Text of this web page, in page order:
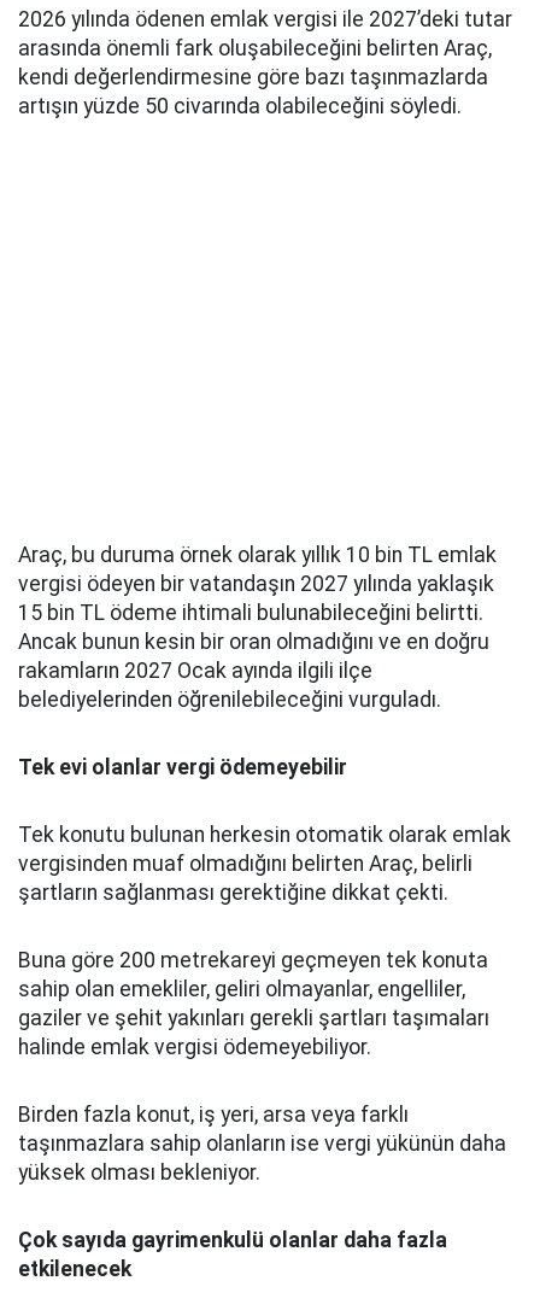
2026 yılında ödenen emlak vergisi ile 2027’deki tutar
arasında önemli fark oluşabileceğini belirten Araç,
kendi değerlendirmesine göre bazı taşınmazlarda
artışın yüzde 50 civarında olabileceğini söyledi.
Araç, bu duruma örnek olarak yıllık 10 bin TL emlak
vergisi ödeyen bir vatandaşın 2027 yılında yaklaşık
15 bin TL ödeme ihtimali bulunabileceğini belirtti.
Ancak bunun kesin bir oran olmadığını ve en doğru
rakamların 2027 Ocak ayında ilgili ilçe
belediyelerinden öğrenilebileceğini vurguladı.
Tek evi olanlar vergi ödemeyebilir
Tek konutu bulunan herkesin otomatik olarak emlak
vergisinden muaf olmadığını belirten Araç, belirli
şartların sağlanması gerektiğine dikkat çekti.
Buna göre 200 metrekareyi geçmeyen tek konuta
sahip olan emekliler, geliri olmayanlar, engelliler,
gaziler ve şehit yakınları gerekli şartları taşımaları
halinde emlak vergisi ödemeyebiliyor.
Birden fazla konut, iş yeri, arsa veya farklı
taşınmazlara sahip olanların ise vergi yükünün daha
yüksek olması bekleniyor.
Çok sayıda gayrimenkulü olanlar daha fazla
etkilenecek